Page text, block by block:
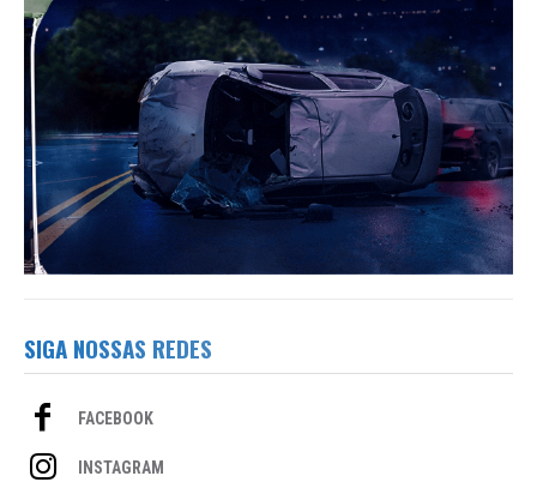
SIGA NOSSAS REDES
FACEBOOK
INSTAGRAM